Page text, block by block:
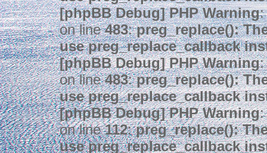
[phpBB Debug] PHP Warning:
on line483:preg_replace():
use preg_replace_callback
[phpBB Debug] PHP Warning:
on line483:preg_replace():
use preg_replace_callback
[phpBB Debug] PHP Warning:
on line112:preg_replace():
use preg_replace_callback